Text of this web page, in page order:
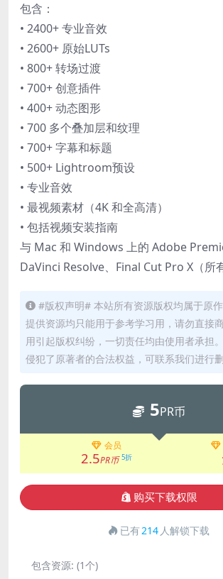
包含：
• 2400+ 专业音效
• 2600+ 原始LUTs
• 800+ 转场过渡
• 700+ 创意插件
• 400+ 动态图形
• 700 多个叠加层和纹理
• 700+ 字幕和标题
• 500+ Lightroom预设
• 专业音效
• 最视频素材（4K 和全高清）
• 包括视频安装指南
与 Mac 和 Windows 上的 Adob​​e
DaVinci Resolve、Final Cut Pro X（所
#版权声明# 本站所有资源版权均属于原
提供资源均只能用于参考学习用，请勿直接
用引起版权纠纷，一切责任均由使用者承担
侵犯了原著者的合法权益，可联系我们进行删
5PR币
会员
2.5PR币 5折
购买下载权限
已有214 人解锁下载
包含资源: (1个)